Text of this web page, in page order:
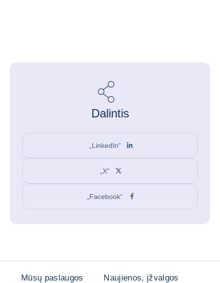
Dalintis
„LinkedIn“
„X“
„Facebook“
Mūsų paslaugos
Naujienos, įžvalgos